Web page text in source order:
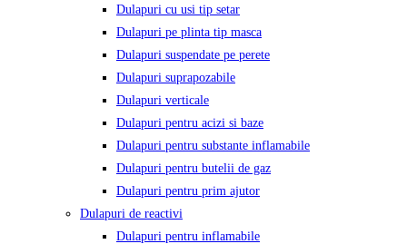
Dulapuri cu usi tip setar
Dulapuri pe plinta tip masca
Dulapuri suspendate pe perete
Dulapuri suprapozabile
Dulapuri verticale
Dulapuri pentru acizi si baze
Dulapuri pentru substante inflamabile
Dulapuri pentru butelii de gaz
Dulapuri pentru prim ajutor
Dulapuri de reactivi
Dulapuri pentru inflamabile